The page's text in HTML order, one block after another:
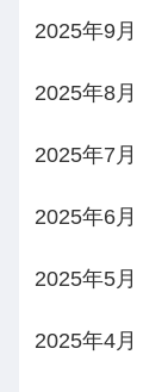
2025年9月
2025年8月
2025年7月
2025年6月
2025年5月
2025年4月